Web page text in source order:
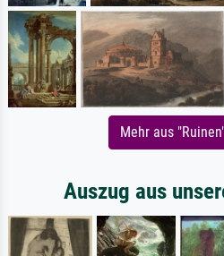
Mehr aus
Auszug aus